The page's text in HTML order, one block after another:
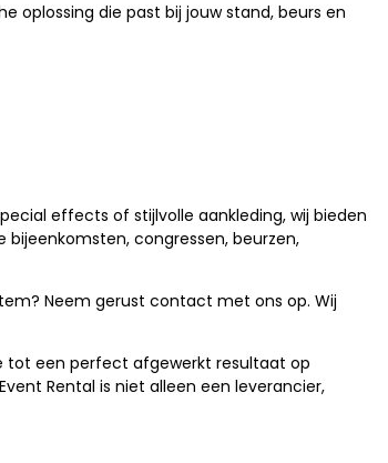
oplossing die past bij jouw stand, beurs en
effects of stijlvolle aankleding, wij bieden
congressen, beurzen,
Neem gerust contact met ons op. Wij
tot een perfect afgewerkt resultaat op
Rental is niet alleen een leverancier,